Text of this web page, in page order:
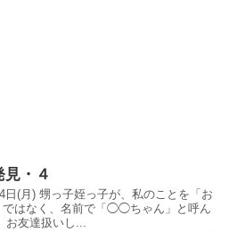
見・４
日(月) 甥っ子姪っ子が、私のことを「お
ではなく、名前で「◯◯ちゃん」と呼ん
お友達扱いし...